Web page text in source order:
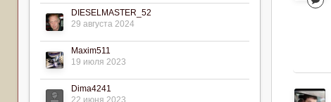
DIESELMASTER_52
29 августа 2024
Maxim511
19 июля 2023
Dima4241
22 июня 2023